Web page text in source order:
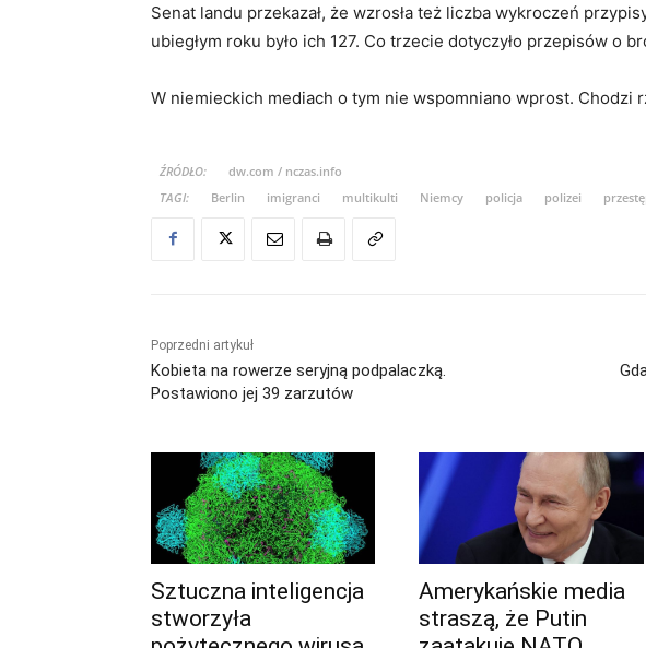
Senat landu przekazał, że wzrosła też liczba wykroczeń
ubiegłym roku było ich 127. Co trzecie dotyczyło przepisów o
W niemieckich mediach o tym nie wspomniano wprost. Chodzi
ŹRÓDŁO:
dw.com / nczas.info
TAGI:
Berlin imigranci multikulti Niemcy policja polizei
Poprzedni artykuł
Kobieta na rowerze seryjną podpalaczką.
Postawiono jej 39 zarzutów
Sztuczna inteligencja
stworzyła
Amerykańskie media
straszą, że Putin